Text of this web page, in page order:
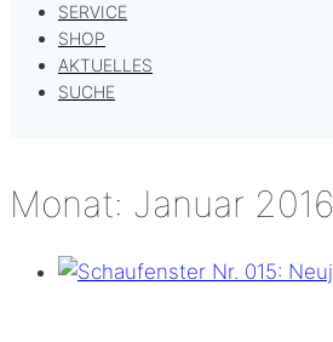
SERVICE
SHOP
AKTUELLES
SUCHE
Monat: Januar 2016